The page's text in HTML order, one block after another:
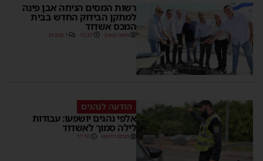
רשות המסים הניחה אבן פינה
למתקן הבידוק החדש בבית
המכס אשדוד
משה קאהן 15:37 1 תגובות
הודעה לנהגים
אלפי נהגים יושפעו: עבודות
לילה סמוך לאשדוד
מנחם דויטש 11:10